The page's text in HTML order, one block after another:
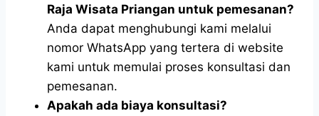
Raja Wisata Priangan untuk pemesanan?
Anda dapat menghubungi kami melalui
nomor WhatsApp yang tertera di website
kami untuk memulai proses konsultasi dan
pemesanan.
Apakah ada biaya konsultasi?